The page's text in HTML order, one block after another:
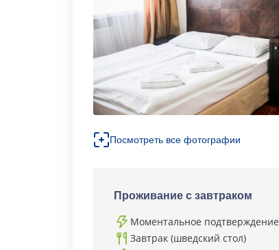
Посмотреть все фотографии
Проживание с завтраком
Моментальное подтверждение
Завтрак (шведский стол)